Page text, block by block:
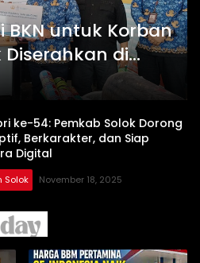
BKN untuk Korban
Diserahkan di
ke-54: Pemkab Solok Dorong
Berkarakter, dan Siap
Digital
Solok November 18, 2025